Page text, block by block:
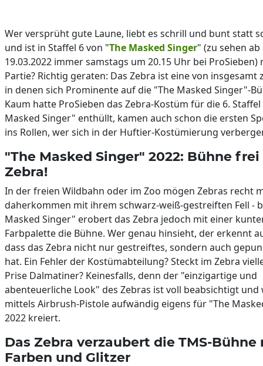
Wer versprüht gute Laune, liebt es schrill und bunt statt
und ist in Staffel 6 von "The Masked Singer" (zu sehen
19.03.2022 immer samstags um 20.15 Uhr bei ProSieben)
Partie? Richtig geraten: Das Zebra ist eine von insgesamt
in denen sich Prominente auf die "The Masked Singer"-
Kaum hatte ProSieben das Zebra-Kostüm für die 6.
Masked Singer" enthüllt, kamen auch schon die ersten
ins Rollen, wer sich in der Huftier-Kostümierung
"The Masked Singer" 2022: Bühne
Zebra!
In der freien Wildbahn oder im Zoo mögen Zebras recht
daherkommen mit ihrem schwarz-weiß-gestreiften Fell -
Masked Singer" erobert das Zebra jedoch mit einer
Farbpalette die Bühne. Wer genau hinsieht, der erkennt
dass das Zebra nicht nur gestreiftes, sondern auch
hat. Ein Fehler der Kostümabteilung? Steckt im Zebra
Prise Dalmatiner? Keinesfalls, denn der "einzigartige und
abenteuerliche Look" des Zebras ist voll beabsichtigt und
mittels Airbrush-Pistole aufwändig eigens für "The
2022 kreiert.
Das Zebra verzaubert die TMS-Bühne
Farben und Glitzer